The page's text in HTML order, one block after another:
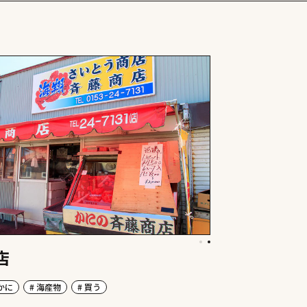
に # 海産物 # 買う